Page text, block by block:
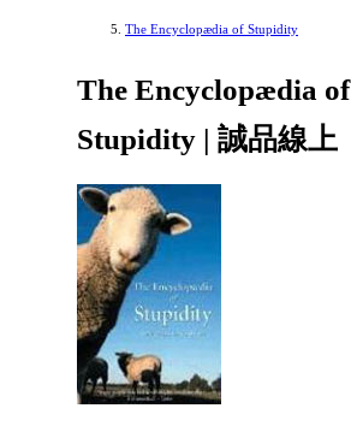
The Encyclopædia of Stupidity
The Encyclopædia of
Stupidity | 誠品線上